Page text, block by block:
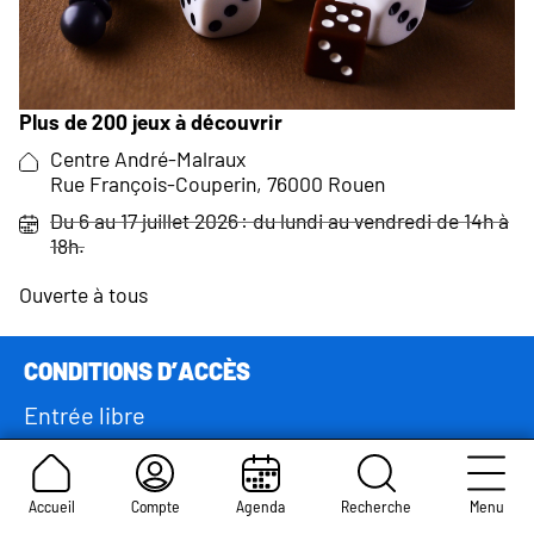
Accueil Compte Agenda Recherche Menu
Plus de 200 jeux à découvrir
Lieu :
Centre André-Malraux
Rue François-Couperin, 76000 Rouen
Date
et
Du 6 au 17 juillet 2026 : du lundi au vendredi de 14h à
18h.
Ouverte à tous
Conditions d’accès
Entrée libre
Calendrier de l’événement
Hors période